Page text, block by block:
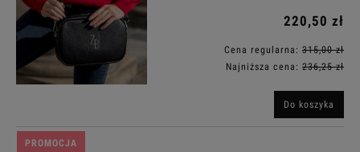
220,50 zł
Cena regularna: 315,00 zł
Najniższa cena: 236,25 zł
Do koszyka
PROMOCJA